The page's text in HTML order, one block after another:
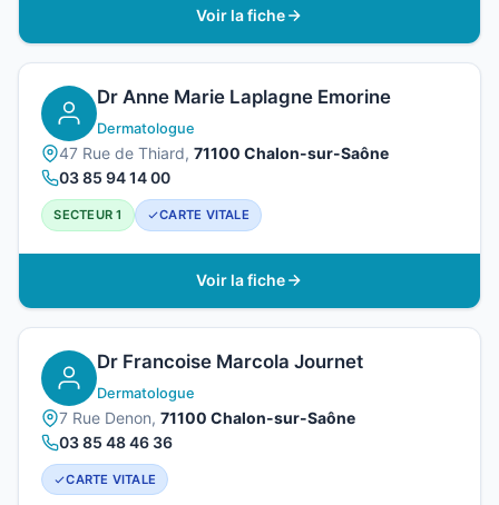
Voir la fiche
Dr Anne Marie Laplagne Emorine
Dermatologue
47 Rue de Thiard, 71100 Chalon-sur-Saône
03 85 94 14 00
SECTEUR 1 CARTE VITALE
Voir la fiche
Dr Francoise Marcola Journet
Dermatologue
7 Rue Denon, 71100 Chalon-sur-Saône
03 85 48 46 36
CARTE VITALE